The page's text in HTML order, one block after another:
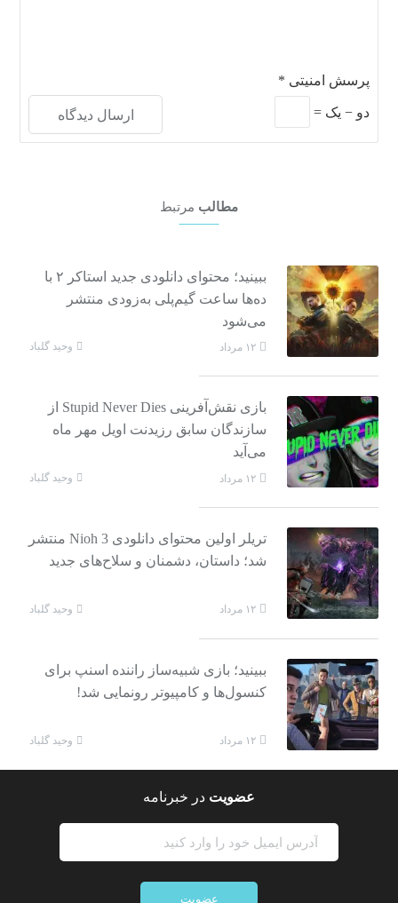
پرسش امنیتی *
دو − یک =
مطالب مرتبط
ببینید؛ محتوای دانلودی جدید استاکر ۲ با
ده‌ها ساعت گیم‌پلی به‌زودی منتشر
می‌شود
۱۲ مرداد وحید گلباد
بازی نقش‌آفرینی Stupid Never Dies از
سازندگان سابق رزیدنت اویل مهر ماه
می‌آید
۱۲ مرداد وحید گلباد
تریلر اولین محتوای دانلودی Nioh 3 منتشر
شد؛ داستان، دشمنان و سلاح‌های جدید
۱۲ مرداد وحید گلباد
ببینید؛ بازی شبیه‌ساز راننده اسنپ برای
کنسول‌ها و کامپیوتر رونمایی شد!
۱۲ مرداد وحید گلباد
عضویت در خبرنامه
عضویت